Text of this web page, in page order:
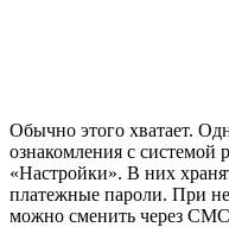
Обычно этого хватает.
ознакомления с системой
«Настройки». В них
платежные пароли. При
можно сменить через